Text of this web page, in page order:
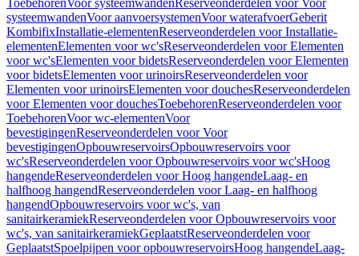
ToebehorenVoor systeemwandenReserveonderdelen voor Voor
systeemwandenVoor aanvoersystemenVoor waterafvoerGeberit
KombifixInstallatie-elementenReserveonderdelen voor Installatie-
elementenElementen voor wc'sReserveonderdelen voor Elementen
voor wc'sElementen voor bidetsReserveonderdelen voor Elementen
voor bidetsElementen voor urinoirsReserveonderdelen voor
Elementen voor urinoirsElementen voor douchesReserveonderdelen
voor Elementen voor douchesToebehorenReserveonderdelen voor
ToebehorenVoor wc-elementenVoor
bevestigingenReserveonderdelen voor Voor
bevestigingenOpbouwreservoirsOpbouwreservoirs voor
wc'sReserveonderdelen voor Opbouwreservoirs voor wc'sHoog
hangendeReserveonderdelen voor Hoog hangendeLaag- en
halfhoog hangendReserveonderdelen voor Laag- en halfhoog
hangendOpbouwreservoirs voor wc's, van
sanitairkeramiekReserveonderdelen voor Opbouwreservoirs voor
wc's, van sanitairkeramiekGeplaatstReserveonderdelen voor
GeplaatstSpoelpijpen voor opbouwreservoirsHoog hangendeLaag-